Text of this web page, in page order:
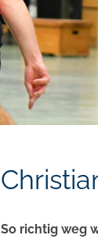
So richtig weg